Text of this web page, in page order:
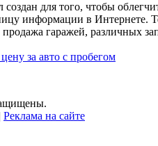
создан для того, чтобы
информации в Интернете.
гаражей, различных
за авто с пробегом
Реклама на сайте